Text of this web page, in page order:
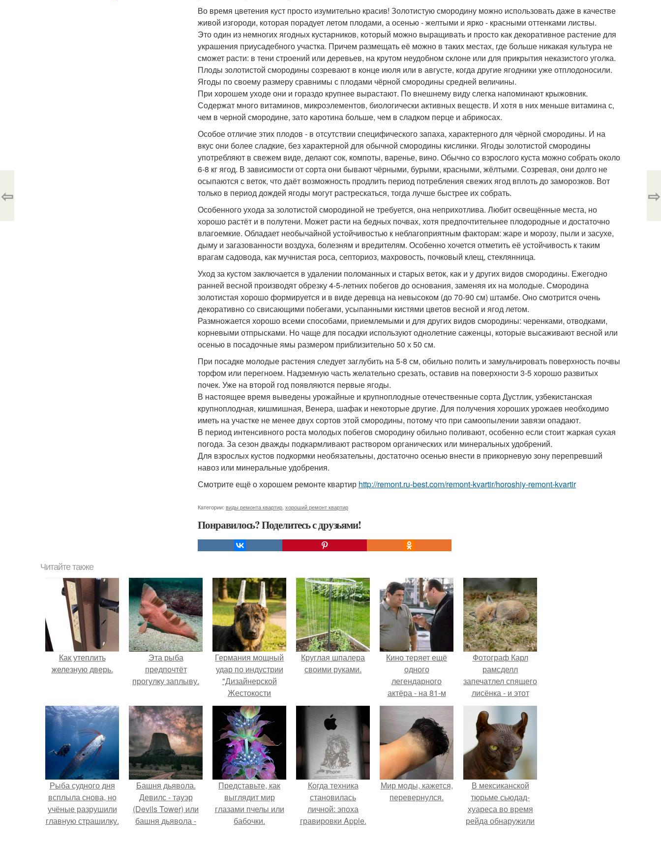
Во время цветения куст просто изумительно красив! Золотистую смородину можно использовать даже в качестве
живой изгороди, которая порадует летом плодами, а осенью - желтыми и ярко - красными оттенками листвы.
Это один из немногих ягодных кустарников, который можно выращивать и просто как декоративное растение для
украшения приусадебного участка. Причем размещать её можно в таких местах, где больше никакая культура не
сможет расти: в тени строений или деревьев, на крутом неудобном склоне или для прикрытия неказистого уголка.
Плоды золотистой смородины созревают в конце июля или в августе, когда другие ягодники уже отплодоносили.
Ягоды по своему размеру сравнимы с плодами чёрной смородины средней величины.
При хорошем уходе они и гораздо крупнее вырастают. По внешнему виду слегка напоминают крыжовник.
Содержат много витаминов, микроэлементов, биологически активных веществ. И хотя в них меньше витамина с,
чем в черной смородине, зато каротина больше, чем в сладком перце и абрикосах.
Особое отличие этих плодов - в отсутствии специфического запаха, характерного для чёрной смородины. И на
вкус они более сладкие, без характерной для обычной смородины кислинки. Ягоды золотистой смородины
употребляют в свежем виде, делают сок, компоты, варенье, вино. Обычно со взрослого куста можно собрать около
6-8 кг ягод. В зависимости от сорта они бывают чёрными, бурыми, красными, жёлтыми. Созревая, они долго не
осыпаются с веток, что даёт возможность продлить период потребления свежих ягод вплоть до заморозков. Вот
только в период дождей ягоды могут растрескаться, тогда лучше быстрее их собрать.
Особенного ухода за золотистой смородиной не требуется, она неприхотлива. Любит освещённые места, но
хорошо растёт и в полутени. Может расти на бедных почвах, хотя предпочтительнее плодородные и достаточно
влагоемкие. Обладает необычайной устойчивостью к неблагоприятным факторам: жаре и морозу, пыли и засухе,
дыму и загазованности воздуха, болезням и вредителям. Особенно хочется отметить её устойчивость к таким
врагам садовода, как мучнистая роса, септориоз, махровость, почковый клещ, стеклянница.
Уход за кустом заключается в удалении поломанных и старых веток, как и у других видов смородины. Ежегодно
ранней весной производят обрезку 4-5-летних побегов до основания, заменяя их на молодые. Смородина
золотистая хорошо формируется и в виде деревца на невысоком (до 70-90 см) штамбе. Оно смотрится очень
декоративно со свисающими побегами, усыпанными кистями цветов весной и ягод летом.
Размножается хорошо всеми способами, приемлемыми и для других видов смородины: черенками, отводками,
корневыми отпрысками. Но чаще для посадки используют однолетние саженцы, которые высаживают весной или
осенью в посадочные ямы размером приблизительно 50 х 50 см.
При посадке молодые растения следует заглубить на 5-8 см, обильно полить и замульчировать поверхность почвы
торфом или перегноем. Надземную часть желательно срезать, оставив на поверхности 3-5 хорошо развитых
почек. Уже на второй год появляются первые ягоды.
В настоящее время выведены урожайные и крупноплодные отечественные сорта Дустлик, узбекистанская
крупноплодная, кишмишная, Венера, шафак и некоторые другие. Для получения хороших урожаев необходимо
иметь на участке не менее двух сортов этой смородины, потому что при самоопылении завязи опадают.
В период интенсивного роста молодых побегов смородину обильно поливают, особенно если стоит жаркая сухая
погода. За сезон дважды подкармливают раствором органических или минеральных удобрений.
Для взрослых кустов подкормки необязательны, достаточно осенью внести в прикорневую зону перепревший
навоз или минеральные удобрения.
Смотрите ещё о хорошем ремонте квартир http://remont.ru-best.com/remont-kvartir/horoshiy-remont-kvartir
Категории: виды ремонта квартир хороший ремонт квартир
Понравилось? Поделитесь с друзьями!
⇦ ⇨
Читайте также
Как утеплить
железную дверь.
Эта рыба
предпочтёт
прогулку заплыву.
Германия мощный
удар по индустрии
"Дизайнерской
Жестокости
нанесла".
Круглая шпалера
своими руками.
Кино теряет ещё
одного
легендарного
актёра - на 81-м
году жизни не стало
Винсента пасторе.
Фотограф Карл
рамсделл
запечатлел спящего
лисёнка - и этот
кадр способен
растопить даже
самое суровое
сердце.
Рыба судного дня
всплыла снова, но
учёные разрушили
главную страшилку.
Башня дьявола.
Девилс - тауэр
(Devils Tower) или
башня дьявола -
Представьте, как
выглядит мир
глазами пчелы или
бабочки.
Когда техника
становилась
личной: эпоха
гравировки Apple.
Мир моды, кажется,
перевернулся.
В мексиканской
тюрьме сьюдад-
хуареса во время
рейда обнаружили